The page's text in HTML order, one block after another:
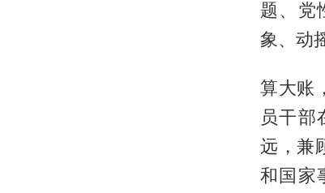
题、党
象、动
算大账
员干部
远，兼
和国家